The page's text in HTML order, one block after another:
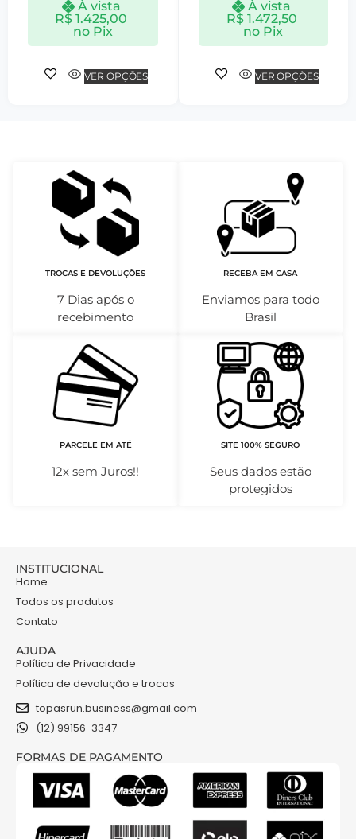
À vista
R$ 1.425,00
no Pix
VER OPÇÕES
À vista
R$1.472,50
no Pix
VER OPÇÕES
TROCAS E DEVOLUÇÕES
7 Dias após o
recebimento
RECEBA EM CASA
Enviamos para todo
Brasil
PARCELE EM ATÉ
12x sem Juros!!
SITE 100% SEGURO
Seus dados estão
protegidos
INSTITUCIONAL
Home
Todos os produtos
Contato
AJUDA
Política de Privacidade
Política de devolução e trocas
topasrun.business@gmail.com
(12) 99156-3347
FORMAS DE PAGAMENTO